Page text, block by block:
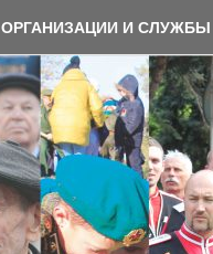
ОРГАНИЗАЦИИ И СЛУЖБЫ